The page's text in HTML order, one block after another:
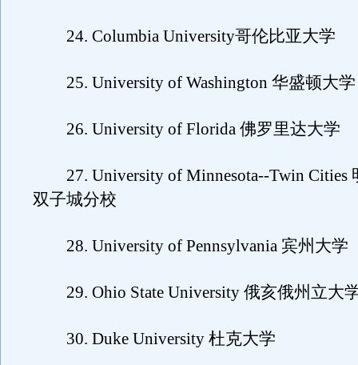
24. Columbia University哥伦比亚大学
25. University of Washington 华盛顿大学
26. University of Florida 佛罗里达大学
27. University of Minnesota--Twin Cities
双子城分校
28. University of Pennsylvania 宾州大学
29. Ohio State University 俄亥俄州立大
30. Duke University 杜克大学